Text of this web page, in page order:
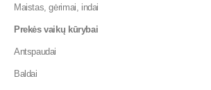
Maistas, gėrimai, indai
Prekės vaikų kūrybai
Antspaudai
Baldai